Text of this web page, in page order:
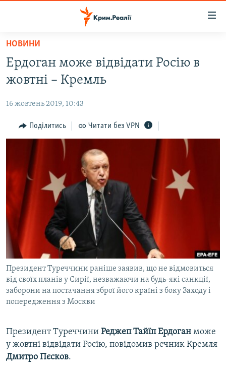
Перейти
основного
матеріалу
до
навігації
Перейти
ВОДА.КРИМ
ВІДЕО ТА ФОТО
ПОЛІТИКА
БЛОГИ
ПОГЛЯД
ІНТЕРВ'Ю
ВСЕ ЗА ДЕНЬ
СПЕЦПРОЕКТИ
ДЕПОРТАЦІЯ
ВІДЕОУРОКИ «ELIFBE»
СВІДЧЕННЯ ОКУПАЦІЇ
УКРАЇНСЬКА ПРОБЛЕМА КРИМУ
ІНФОГРАФІКА
ЯК ОБІЙТИ БЛОКУВАННЯ
Русский
Qırımtatar
ДОЛУЧАЙСЯ!
Усі сайти RFE/RL
НОВИНИ
Ердоган може відвідати Росію в
жовтні – Кремль
16 жовтень 2019, 10:43
Поділитись Читати без VPN
Президент Туреччини раніше заявив, що не відмовиться
від своїх планів у Сирії, незважаючи на будь-які санкції,
заборони на постачання зброї його країні з боку Заходу і
попередження з Москви
Президент Туреччини Реджеп Тайїп Ердоган може
у жовтні відвідати Росію, повідомив речник Кремля
Дмитро Пєсков.